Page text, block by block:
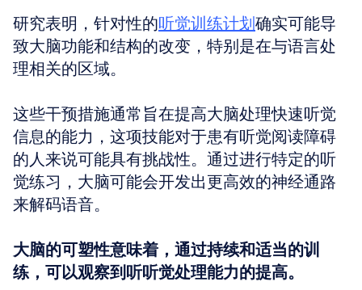
研究表明，针对性的听觉训练计划确实可能导
致大脑功能和结构的改变，特别是在与语言处
理相关的区域。
这些干预措施通常旨在提高大脑处理快速听觉
信息的能力，这项技能对于患有听觉阅读障碍
的人来说可能具有挑战性。通过进行特定的听
觉练习，大脑可能会开发出更高效的神经通路
来解码语音。
大脑的可塑性意味着，通过持续和适当的训
练，可以观察到听听觉处理能力的提高。